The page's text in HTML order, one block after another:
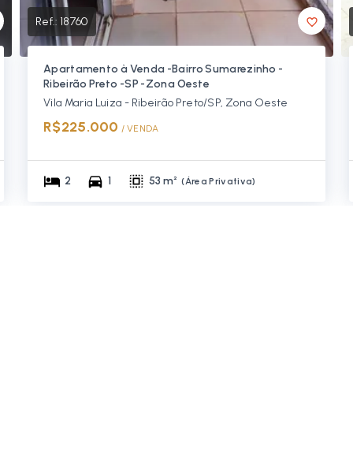
Ref.: 18760
Apartamento à Venda -Bairro Sumarezinho -
Ribeirão Preto -SP -Zona Oeste
Vila Maria Luiza - Ribeirão Preto/SP, Zona Oeste
R$225.000 / VENDA
2 1 53 m² (Área Privativa)